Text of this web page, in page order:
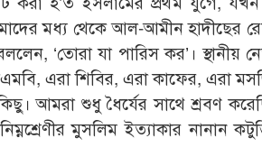
মধ্য থেকে আল-আমীন হাদীছের
‘তোরা যা পারিস কর’। স্থানীয়
এরা শিবির, এরা কাফের, এরা
কিছু। আমরা শুধু ধৈর্যের সাথে শ্রবণ
মুসলিম ইত্যাকার নানান